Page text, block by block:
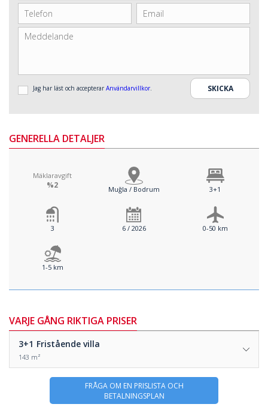
Jag har läst och accepterar Användarvillkor.
GENERELLA DETALJER
Mäklaravgift
%2 Muğla / Bodrum 3+1
3 6 / 2026 0-50 km
1-5 km
VARJE GÅNG RIKTIGA PRISER
3+1 Fristående villa
143 m²
FRÅGA OM EN PRISLISTA OCH
BETALNINGSPLAN